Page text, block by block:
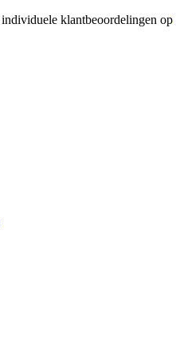
individuele klantbeoordelingen op